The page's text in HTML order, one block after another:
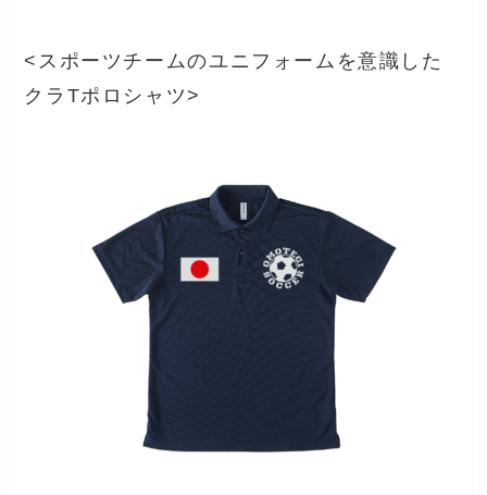
<スポーツチームのユニフォームを意識した
クラTポロシャツ>